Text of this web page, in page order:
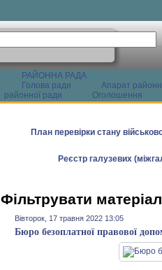
РАЙОННА РАДА
Голова ради
Апарат
районної ради
Оголошення
План перевірки стану
Реєстр галузевих
Фільтрувати
Вівторок, 17 травня 2022 13:05
Бюро безоплатної правової